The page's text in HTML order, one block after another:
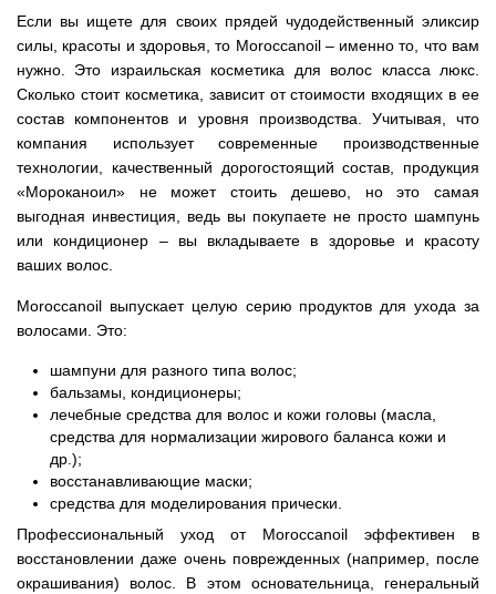
Если вы ищете для своих прядей чудодейственный эликсир
силы, красоты и здоровья, то Moroccanoil – именно то, что вам
нужно. Это израильская косметика для волос класса люкс.
Сколько стоит косметика, зависит от стоимости входящих в ее
состав компонентов и уровня производства. Учитывая, что
компания использует современные производственные
технологии, качественный дорогостоящий состав, продукция
«Мороканоил» не может стоить дешево, но это самая
выгодная инвестиция, ведь вы покупаете не просто шампунь
или кондиционер – вы вкладываете в здоровье и красоту
ваших волос.
Moroccanoil выпускает целую серию продуктов для ухода за
волосами. Это:
шампуни для разного типа волос;
бальзамы, кондиционеры;
лечебные средства для волос и кожи головы (масла,
средства для нормализации жирового баланса кожи и
др.);
восстанавливающие маски;
средства для моделирования прически.
Профессиональный уход от Moroccanoil эффективен в
восстановлении даже очень поврежденных (например, после
окрашивания) волос. В этом основательница, генеральный